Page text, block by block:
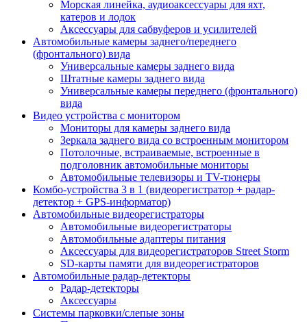
Морская линейка, аудиоаксессуары для яхт,
катеров и лодок
Аксессуары для сабвуферов и усилителей
Автомобильные камеры заднего/переднего
(фронтального) вида
Универсальные камеры заднего вида
Штатные камеры заднего вида
Универсальные камеры переднего (фронтального)
вида
Видео устройства c монитором
Мониторы для камеры заднего вида
Зеркала заднего вида со встроенным монитором
Потолочные, встраиваемые, встроенные в
подголовник автомобильные мониторы
Автомобильные телевизоры и TV-тюнеры
Комбо-устройства 3 в 1 (видеорегистратор + радар-
детектор + GPS-информатор)
Автомобильные видеорегистраторы
Автомобильные видеорегистраторы
Автомобильные адаптеры питания
Аксессуары для видеорегистраторов Street Storm
SD-карты памяти для видеорегистраторов
Автомобильные радар-детекторы
Радар-детекторы
Аксессуары
Системы парковки/слепые зоны